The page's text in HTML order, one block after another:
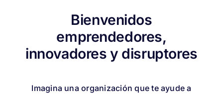
Bienvenidos
emprendedores,
innovadores y disruptores
Imagina una organización que te ayude a